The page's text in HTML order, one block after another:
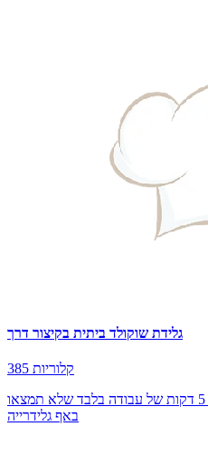
גלידת שוקולד ביתית בקיצור דרך
385 קלוריות
גלידת שוקולד עשירה, טעימה וב- 5 דקות של עבודה בלבד שלא תמצאו
באף גלידרייה